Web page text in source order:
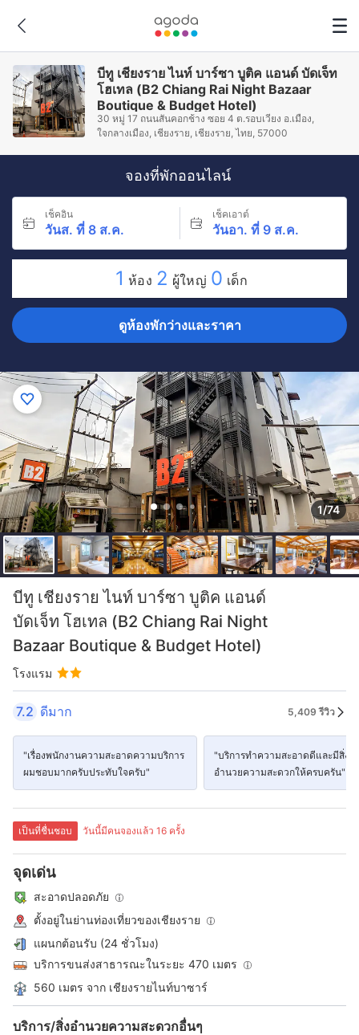
บีทู เชียงราย ไนท์ บาร์ซา บูติค แอนด์ บัดเจ็ท
โฮเทล (B2 Chiang Rai Night Bazaar
Boutique & Budget Hotel)
30 หมู่ 17 ถนนสันคอกช้าง ซอย 4 ต.รอบเวียง อ.เมือง,
ใจกลางเมือง, เชียงราย, เชียงราย, ไทย, 57000
จองที่พักออนไลน์
เช็คอิน
วันส. ที่ 8 ส.ค.
เช็คเอาต์
วันอา. ที่ 9 ส.ค.
1 ห้อง 2 ผู้ใหญ่ 0 เด็ก
ดูห้องพักว่างและราคา
1/74
บีทู เชียงราย ไนท์ บาร์ซา บูติค แอนด์
บัดเจ็ท โฮเทล (B2 Chiang Rai Night
Bazaar Boutique & Budget Hotel)
โรงแรม
7.2 ดีมาก 5,409 รีวิว
"เรื่องพนักงานความสะอาดความบริการ
ผมชอบมากครับประทับใจครับ"
"บริการทำความสะอาดดีและมีสิ่ง
อำนวยความสะดวกให้ครบครัน"
เป็นที่ชื่นชอบ วันนี้มีคนจองแล้ว 16 ครั้ง
จุดเด่น
สะอาดปลอดภัย
ตั้งอยู่ในย่านท่องเที่ยวของเชียงราย
แผนกต้อนรับ (24 ชั่วโมง)
บริการขนส่งสาธารณะในระยะ 470 เมตร
560 เมตร จาก เชียงรายไนท์บาซาร์
บริการ/สิ่งอำนวยความสะดวกอื่นๆ